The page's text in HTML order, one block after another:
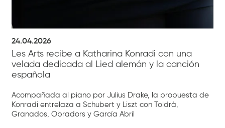
24.04.2026
Les Arts recibe a Katharina Konradi con una
velada dedicada al Lied alemán y la canción
española
Acompañada al piano por Julius Drake, la propuesta de
Konradi entrelaza a Schubert y Liszt con Toldrà,
Granados, Obradors y García Abril